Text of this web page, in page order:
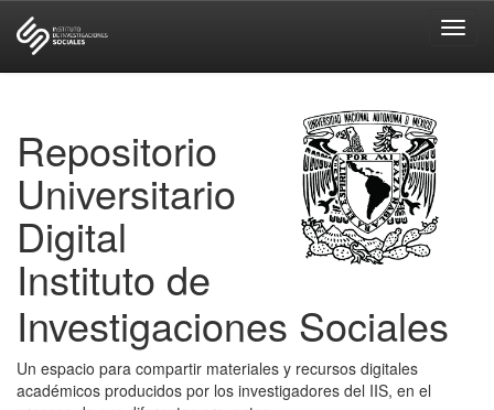
Repositorio
Universitario
Digital
Instituto de
Investigaciones Sociales
Un espacio para compartir materiales y recursos digitales
académicos producidos por los investigadores del IIS, en el